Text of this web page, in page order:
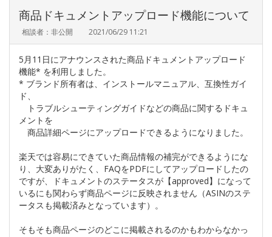
商品ドキュメントアップロード機能について
相談者：非公開 2021/06/29 11:21
5月11日にアナウンスされた商品ドキュメントアップロード
機能* を利用しました。
* ブランド所有者は、インストールマニュアル、互換性ガイ
ド、
トラブルシューティングガイドなどの商品に関するドキュ
メントを
商品詳細ページにアップロードできるようになりました。
楽天では容易にできていた商品情報の補完ができるようにな
り、大変ありがたく、FAQをPDFにしてアップロードしたの
ですが、ドキュメントのステータスが【approved】になって
いるにも関わらず商品ページに反映されません（ASINのステ
ータスも掲載済みとなっています）。
そもそも商品ページのどこに掲載されるのかもわからなかっ